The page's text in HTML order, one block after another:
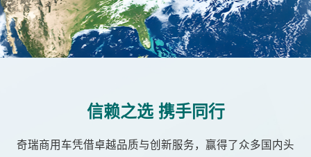
信赖之选 携手同行
奇瑞商用车凭借卓越品质与创新服务，赢得了众多国内头